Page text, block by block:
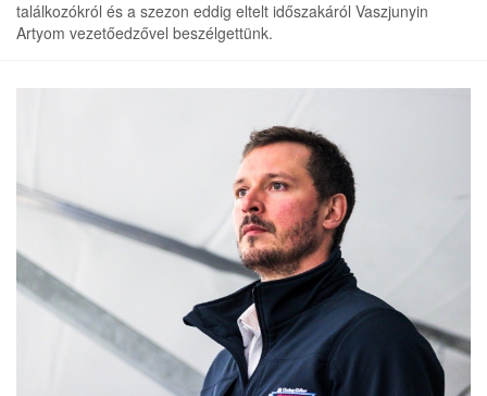
találkozókról és a szezon eddig eltelt időszakáról Vaszjunyin
Artyom vezetőedzővel beszélgettünk.